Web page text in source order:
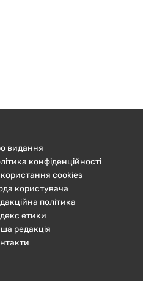
видання
конфіденційності
cookies
користувача
політика
етики
редакція